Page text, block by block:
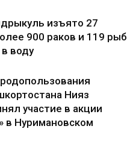
изъято 27
900 раков и 119 рыб
воду
Нияз
участие в акции
в Нуримановском